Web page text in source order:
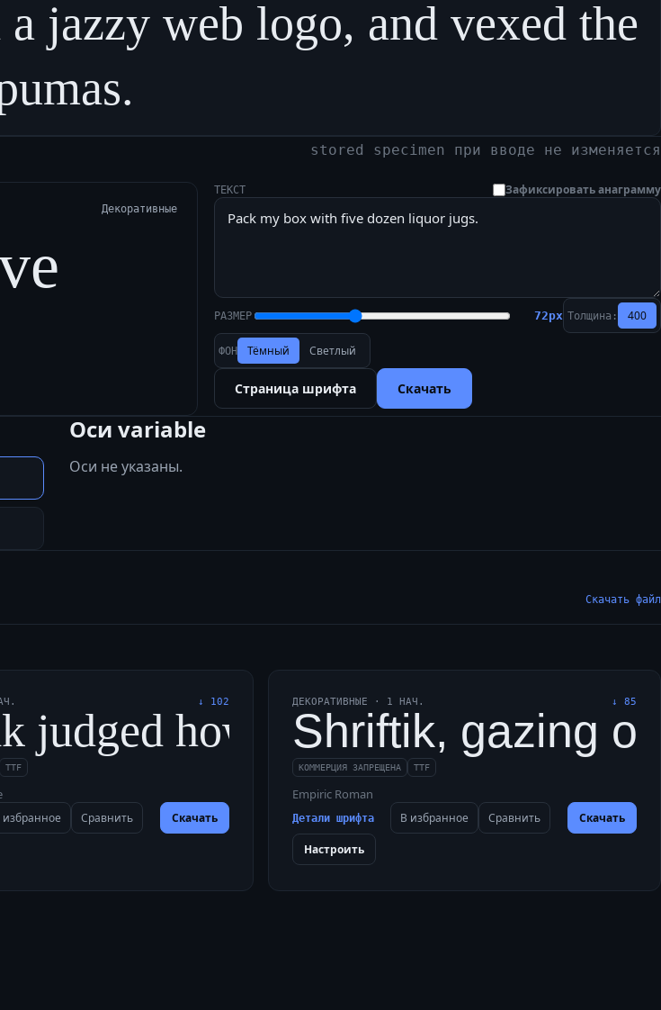
jazzy web logo, and vexed the
stored specimen при вводе не изменяется
Декоративные
ТЕКСТ Зафиксировать анаграмму
РАЗМЕР 72px Толщина: 400
ФОН Тёмный Светлый
Страница шрифта Скачать
Оси variable
Оси не указаны.
Скачать файл
five dozen liquor jugs.
↓ 102
judged how vexingly quick daft
TTF
избранное Сравнить Скачать
ДЕКОРАТИВНЫЕ · 1 НАЧ. ↓ 85
Shriftik, gazing
КОММЕРЦИЯ ЗАПРЕЩЕНА TTF
Empiric Roman
Детали шрифта В избранное Сравнить Скачать
Настроить
box for quartz gems.